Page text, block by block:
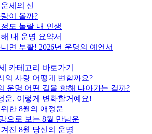
세의 신
랑이 올까?
정도 놀랄 내 인생
해 내 운명 요약서
면 부활! 2026년 운명의 예언서
카테고리 바로가기
의 사랑 어떻게 변할까요?
운명 어떤 길을 향해 나아가는 걸까?
운, 이렇게 변화할거예요!
한 8월의 애정운
으로 보는 8월 만남운
진 8월 당신의 운명